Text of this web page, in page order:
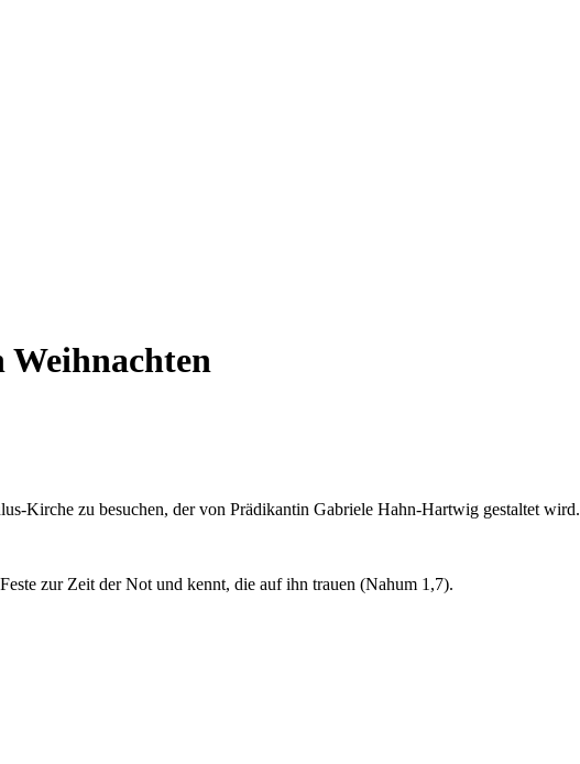
Weihnachten
Kirche zu besuchen, der von Prädikantin Gabriele Hahn-Hartwig gestaltet wird.
zur Zeit der Not und kennt, die auf ihn trauen (Nahum 1,7).